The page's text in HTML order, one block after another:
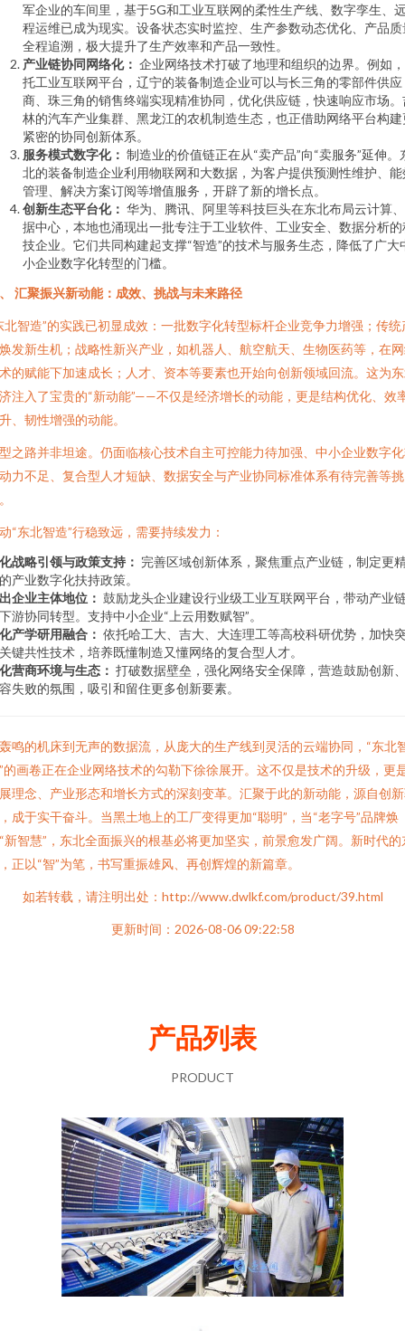
军企业的车间里，基于5G和工业互联网的柔性生产线、数字孪生、
程运维已成为现实。设备状态实时监控、生产参数动态优化、产品质
全程追溯，极大提升了生产效率和产品一致性。
产业链协同网络化： 企业网络技术打破了地理和组织的边界。例如
托工业互联网平台，辽宁的装备制造企业可以与长三角的零部件供应
商、珠三角的销售终端实现精准协同，优化供应链，快速响应市场。
林的汽车产业集群、黑龙江的农机制造生态，也正借助网络平台构建
紧密的协同创新体系。
服务模式数字化： 制造业的价值链正在从“卖产品”向“卖服务”延伸。
北的装备制造企业利用物联网和大数据，为客户提供预测性维护、能
管理、解决方案订阅等增值服务，开辟了新的增长点。
创新生态平台化： 华为、腾讯、阿里等科技巨头在东北布局云计算
据中心，本地也涌现出一批专注于工业软件、工业安全、数据分析的
技企业。它们共同构建起支撑“智造”的技术与服务生态，降低了广大
小企业数字化转型的门槛。
汇聚振兴新动能：成效、挑战与未来路径
北智造”的实践已初显成效：一批数字化转型标杆企业竞争力增强；传统
发新生机；战略性新兴产业，如机器人、航空航天、生物医药等，在
的赋能下加速成长；人才、资本等要素也开始向创新领域回流。这为
注入了宝贵的“新动能”——不仅是经济增长的动能，更是结构优化、效
、韧性增强的动能。
之路并非坦途。仍面临核心技术自主可控能力待加强、中小企业数字
力不足、复合型人才短缺、数据安全与产业协同标准体系有待完善等挑
“东北智造”行稳致远，需要持续发力：
战略引领与政策支持： 完善区域创新体系，聚焦重点产业链，制定更
产业数字化扶持政策。
企业主体地位： 鼓励龙头企业建设行业级工业互联网平台，带动产业
游协同转型。支持中小企业“上云用数赋智”。
产学研用融合： 依托哈工大、吉大、大连理工等高校科研优势，加快
键共性技术，培养既懂制造又懂网络的复合型人才。
营商环境与生态： 打破数据壁垒，强化网络安全保障，营造鼓励创新
失败的氛围，吸引和留住更多创新要素。
鸣的机床到无声的数据流，从庞大的生产线到灵活的云端协同，“东北
的画卷正在企业网络技术的勾勒下徐徐展开。这不仅是技术的升级，更
理念、产业形态和增长方式的深刻变革。汇聚于此的新动能，源自创
成于实干奋斗。当黑土地上的工厂变得更加“聪明”，当“老字号”品牌焕
新智慧”，东北全面振兴的根基必将更加坚实，前景愈发广阔。新时代的
正以“智”为笔，书写重振雄风、再创辉煌的新篇章。
如若转载，请注明出处：http://www.dwlkf.com/product/39.html
更新时间：2026-08-06 09:22:58
产品列表
PRODUCT